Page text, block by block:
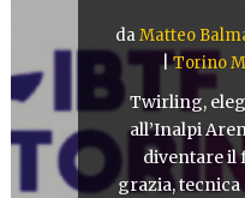
daMatteo
|Torino
Twirling,
all’Inalpi
diventare il
grazia, tecnica